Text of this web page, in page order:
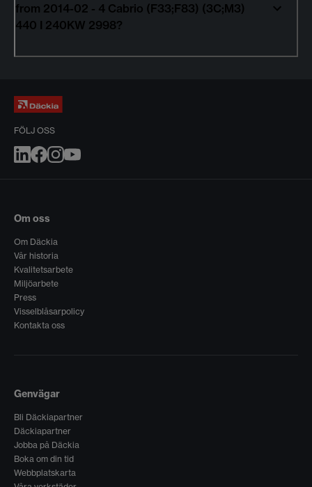
from 2014-02 - 4 Cabrio (F33;F83) (3C;M3)
440 I 240KW 2998?
FÖLJ OSS
Om oss
Om Däckia
Vår historia
Kvalitetsarbete
Miljöarbete
Press
Visselblåsarpolicy
Kontakta oss
Genvägar
Bli Däckiapartner
Däckiapartner
Jobba på Däckia
Boka om din tid
Webbplatskarta